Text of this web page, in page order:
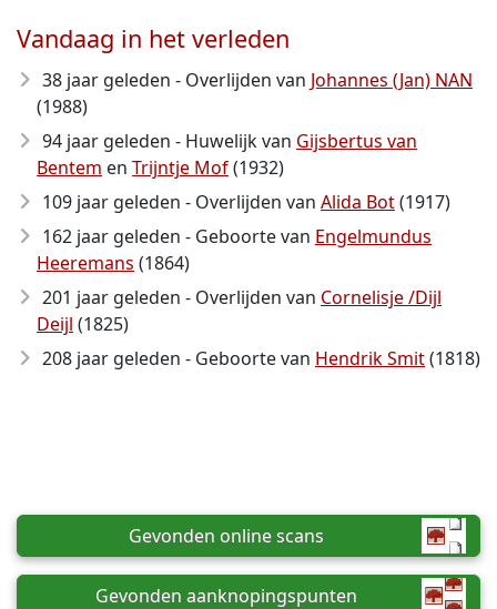
Vandaag in het verleden
38 jaar geleden - Overlijden van Johannes (Jan) NAN
(1988)
94 jaar geleden - Huwelijk van Gijsbertus van
Bentem en Trijntje Mof(1932)
109 jaar geleden - Overlijden van Alida Bot(1917)
162 jaar geleden - Geboorte van Engelmundus
Heeremans (1864)
201 jaar geleden - Overlijden van Cornelisje /Dijl
Deijl (1825)
208 jaar geleden - Geboorte van Hendrik Smit(1818)
Gevonden online scans
Gevonden aanknopingspunten